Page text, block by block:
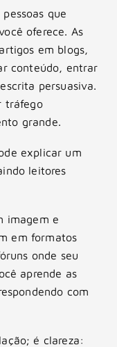
que
oferece. As
em blogs,
conteúdo, entrar
persuasiva.
tráfego
grande.
explicar um
leitores
imagem e
em formatos
onde seu
aprende as
com
é clareza: